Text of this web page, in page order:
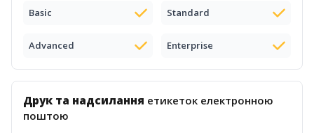
Basic Standard
Advanced Enterprise
Друк та надсилання етикеток електронною
поштою